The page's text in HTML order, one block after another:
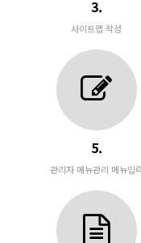
3.
사이트맵 작성
5.
관리자 메뉴관리 메뉴입